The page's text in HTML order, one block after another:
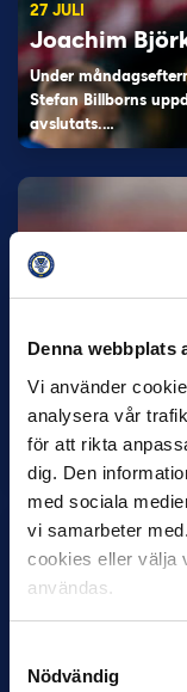
Denna webbplats
Vi använder
analysera vår
för att rikta
dig. Den
med sociala
vi samarbeter
cookies eller välja
användas.
Nödvändig
27 JULI
Joachim
Under
Stefan Billborns
avslutats.…
30 JUNI
Helstrup ny
Inleder mot…